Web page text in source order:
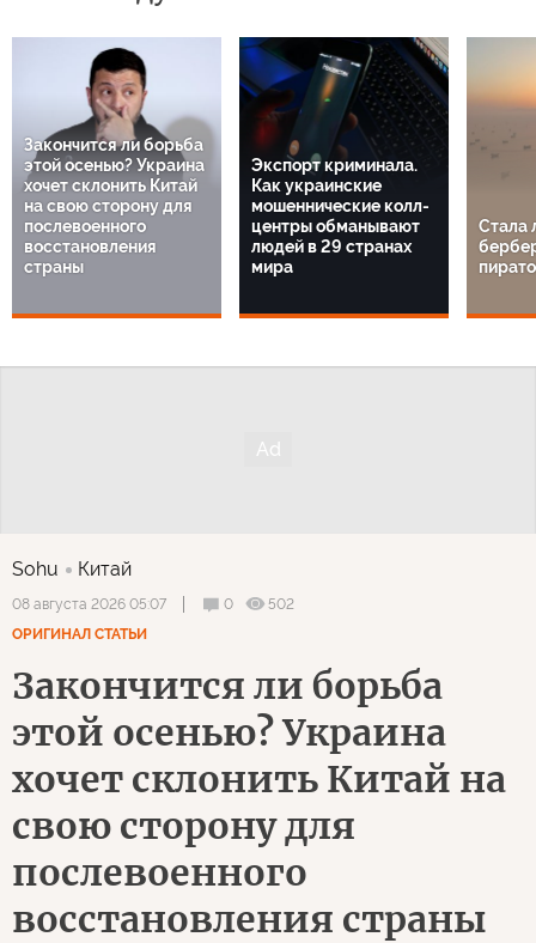
Закончится ли борьба
этой осенью? Украина
хочет склонить Китай
на свою сторону для
послевоенного
восстановления
страны
Экспорт криминала.
Как украинские
мошеннические колл-
центры обманывают
людей в 29 странах
мира
Стала
Sohu Китай
08 августа 2026 05:07 0
502
ОРИГИНАЛ СТАТЬИ
Закончится ли борьба
этой осенью? Украина
хочет склонить Китай на
свою сторону для
послевоенного
восстановления страны